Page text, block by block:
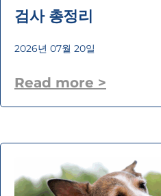
검사 총정리
2026년 07월 20일
Read more >